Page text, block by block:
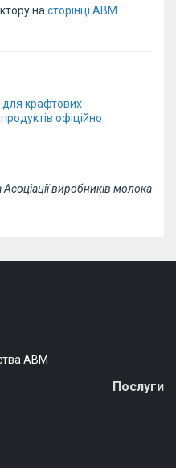
насторінці АВМ
для крафтових
офіційно
виробників молока
АВМ
Послуги